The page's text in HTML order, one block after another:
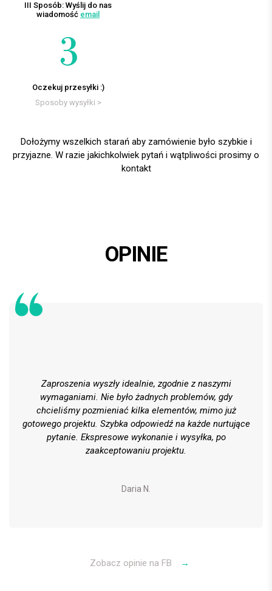
III Sposób: Wyślij do nas
wiadomość email
Oczekuj przesyłki :)
Sposoby wysyłki >
Dołożymy wszelkich starań aby zamówienie było szybkie i
przyjazne. W razie jakichkolwiek pytań i wątpliwości prosimy o
kontakt
OPINIE
Zaproszenia wyszły idealnie, zgodnie z naszymi
wymaganiami. Nie było żadnych problemów, gdy
chcieliśmy pozmieniać kilka elementów, mimo już
gotowego projektu. Szybka odpowiedź na każde nurtujące
pytanie. Ekspresowe wykonanie i wysyłka, po
zaakceptowaniu projektu.
Daria N.
Zobacz opinie na FB →